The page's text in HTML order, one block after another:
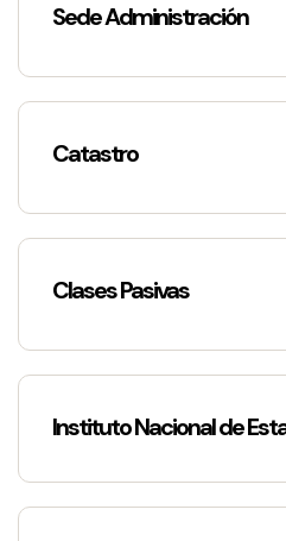
Sede Administración
Catastro
Clases Pasivas
Instituto Nacional de